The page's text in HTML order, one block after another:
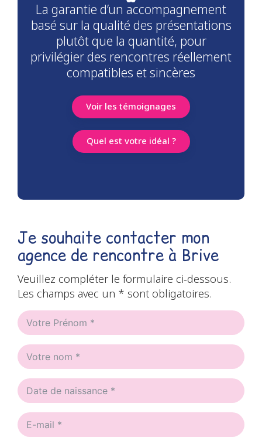
La garantie d’un accompagnement
basé sur la qualité des présentations
plutôt que la quantité, pour
privilégier des rencontres réellement
compatibles et sincères
Voir les témoignages
Quel est votre idéal ?
Je souhaite contacter mon
agence de rencontre à Brive
Veuillez compléter le formulaire ci-dessous.
Les champs avec un * sont obligatoires.